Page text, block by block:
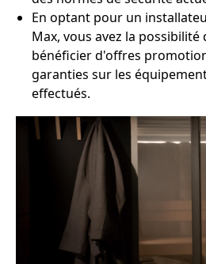
En optant pour un
Max, vous avez la possibilité
bénéficier d'offres
garanties sur les
effectués.